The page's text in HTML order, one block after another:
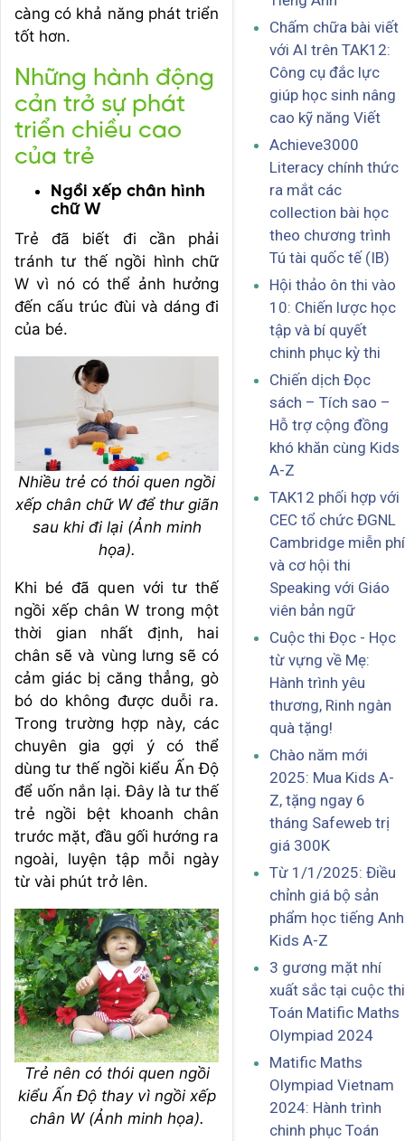
càng có khả năng phát triển
tốt hơn.
Những hành động
cản trở sự phát
triển chiều cao
của trẻ
Ngồi xếp chân hình
chữ W
Trẻ đã biết đi cần phải
tránh tư thế ngồi hình chữ
W vì nó có thể ảnh hưởng
đến cấu trúc đùi và dáng đi
của bé.
Nhiều trẻ có thói quen ngồi
xếp chân chữ W để thư giãn
sau khi đi lại (Ảnh minh
họa).
Khi bé đã quen với tư thế
ngồi xếp chân W trong một
thời gian nhất định, hai
chân sẽ và vùng lưng sẽ có
cảm giác bị căng thẳng, gò
bó do không được duỗi ra.
Trong trường hợp này, các
chuyên gia gợi ý có thể
dùng tư thế ngồi kiểu Ấn Độ
để uốn nắn lại. Đây là tư thế
trẻ ngồi bệt khoanh chân
trước mặt, đầu gối hướng ra
ngoài, luyện tập mỗi ngày
từ vài phút trở lên.
Trẻ nên có thói quen ngồi
kiểu Ấn Độ thay vì ngồi xếp
chân W (Ảnh minh họa).
Chấm chữa bài viết
với AI trên TAK12:
Công cụ đắc lực
giúp học sinh nâng
cao kỹ năng Viết
Achieve3000
Literacy chính thức
ra mắt các
collection bài học
theo chương trình
Tú tài quốc tế (IB)
Hội thảo ôn thi vào
10: Chiến lược học
tập và bí quyết
chinh phục kỳ thi
Chiến dịch Đọc
sách – Tích sao –
Hỗ trợ cộng đồng
khó khăn cùng Kids
A-Z
TAK12 phối hợp với
CEC tổ chức ĐGNL
Cambridge miễn phí
và cơ hội thi
Speaking với Giáo
viên bản ngữ
Cuộc thi Đọc - Học
từ vựng về Mẹ:
Hành trình yêu
thương, Rinh ngàn
quà tặng!
Chào năm mới
2025: Mua Kids A-
Z, tặng ngay 6
tháng Safeweb trị
giá 300K
Từ 1/1/2025: Điều
chỉnh giá bộ sản
phẩm học tiếng Anh
Kids A-Z
3 gương mặt nhí
xuất sắc tại cuộc thi
Toán Matific Maths
Olympiad 2024
Matific Maths
Olympiad Vietnam
2024: Hành trình
chinh phục Toán